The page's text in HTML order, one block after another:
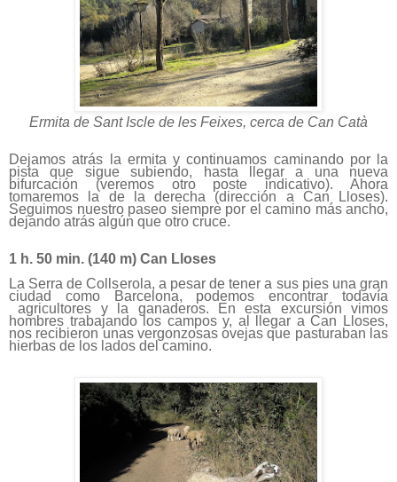
Ermita de Sant Iscle de les Feixes, cerca de Can Catà
Dejamos atrás la ermita y continuamos caminando por la
pista que sigue subiendo, hasta llegar a una nueva
bifurcación (veremos otro poste indicativo). Ahora
tomaremos la de la derecha (dirección a Can Lloses).
Seguimos nuestro paseo siempre por el camino más ancho,
dejando atrás algún que otro cruce.
1 h. 50 min. (140 m) Can Lloses
La Serra de Collserola, a pesar de tener a sus pies una gran
ciudad como Barcelona, podemos encontrar todavía
agricultores y la ganaderos. En esta excursión vimos
hombres trabajando los campos y, al llegar a Can Lloses,
nos recibieron unas vergonzosas ovejas que pasturaban las
hierbas de los lados del camino.